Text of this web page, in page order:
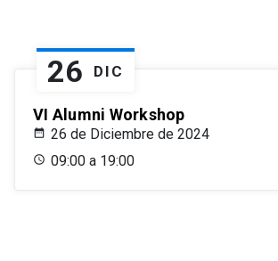
26 DIC
VI Alumni Workshop
26 de Diciembre de 2024
09:00 a 19:00